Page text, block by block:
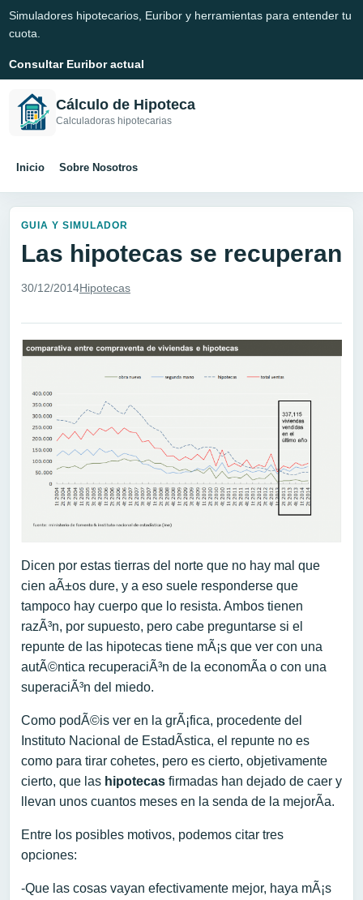
Simuladores hipotecarios, Euribor y herramientas para entender tu
cuota.
Consultar Euribor actual
Cálculo de Hipoteca
Calculadoras hipotecarias
Inicio Sobre Nosotros
GUIA Y SIMULADOR
Las hipotecas se recuperan
30/12/2014Hipotecas
Dicen por estas tierras del norte que no hay mal que
cien aÃ±os dure, y a eso suele responderse que
tampoco hay cuerpo que lo resista. Ambos tienen
razÃ³n, por supuesto, pero cabe preguntarse si el
repunte de las hipotecas tiene mÃ¡s que ver con una
autÃ©ntica recuperaciÃ³n de la economÃ­a o con una
superaciÃ³n del miedo.
Como podÃ©is ver en la grÃ¡fica, procedente del
Instituto Nacional de EstadÃ­stica, el repunte no es
como para tirar cohetes, pero es cierto, objetivamente
cierto, que las hipotecas firmadas han dejado de caer y
llevan unos cuantos meses en la senda de la mejorÃ­a.
Entre los posibles motivos, podemos citar tres
opciones:
-Que las cosas vayan efectivamente mejor, haya mÃ¡s